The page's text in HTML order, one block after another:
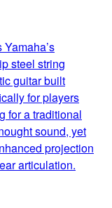
Yamaha’s
steel string
guitar built
for players
for a traditional
sound, yet
projection
articulation.